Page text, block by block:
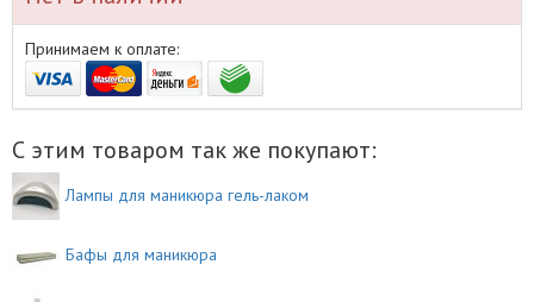
Принимаем к оплате:
С этим товаром так же покупают:
Лампы для маникюра гель-лаком
Бафы для маникюра